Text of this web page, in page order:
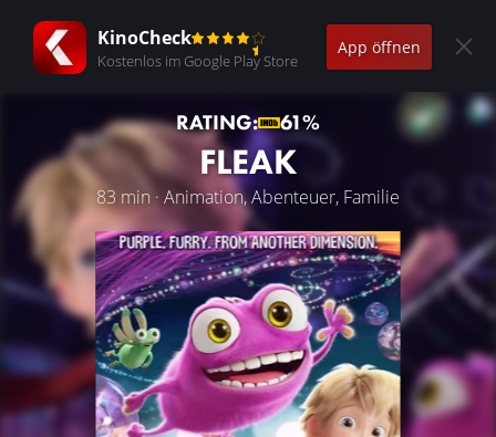
KinoCheck
Kostenlos im Google Play Store
App öffnen
RATING: 61%
FLEAK
83 min · Animation, Abenteuer, Familie